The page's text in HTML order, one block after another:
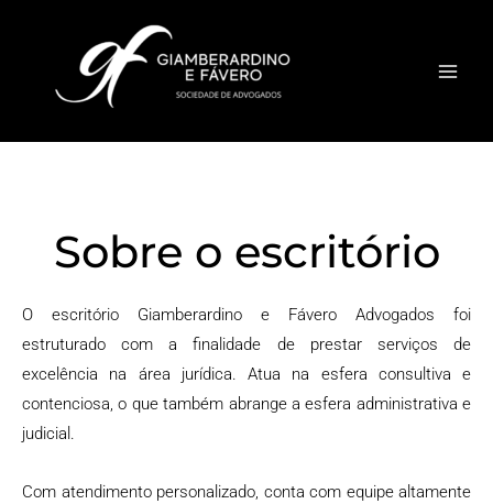
conteúdo
Sobre o escritório
O escritório Giamberardino e Fávero Advogados foi
estruturado com a finalidade de prestar serviços de
excelência na área jurídica. Atua na esfera consultiva e
contenciosa, o que também abrange a esfera administrativa e
judicial.
Com atendimento personalizado, conta com equipe altamente